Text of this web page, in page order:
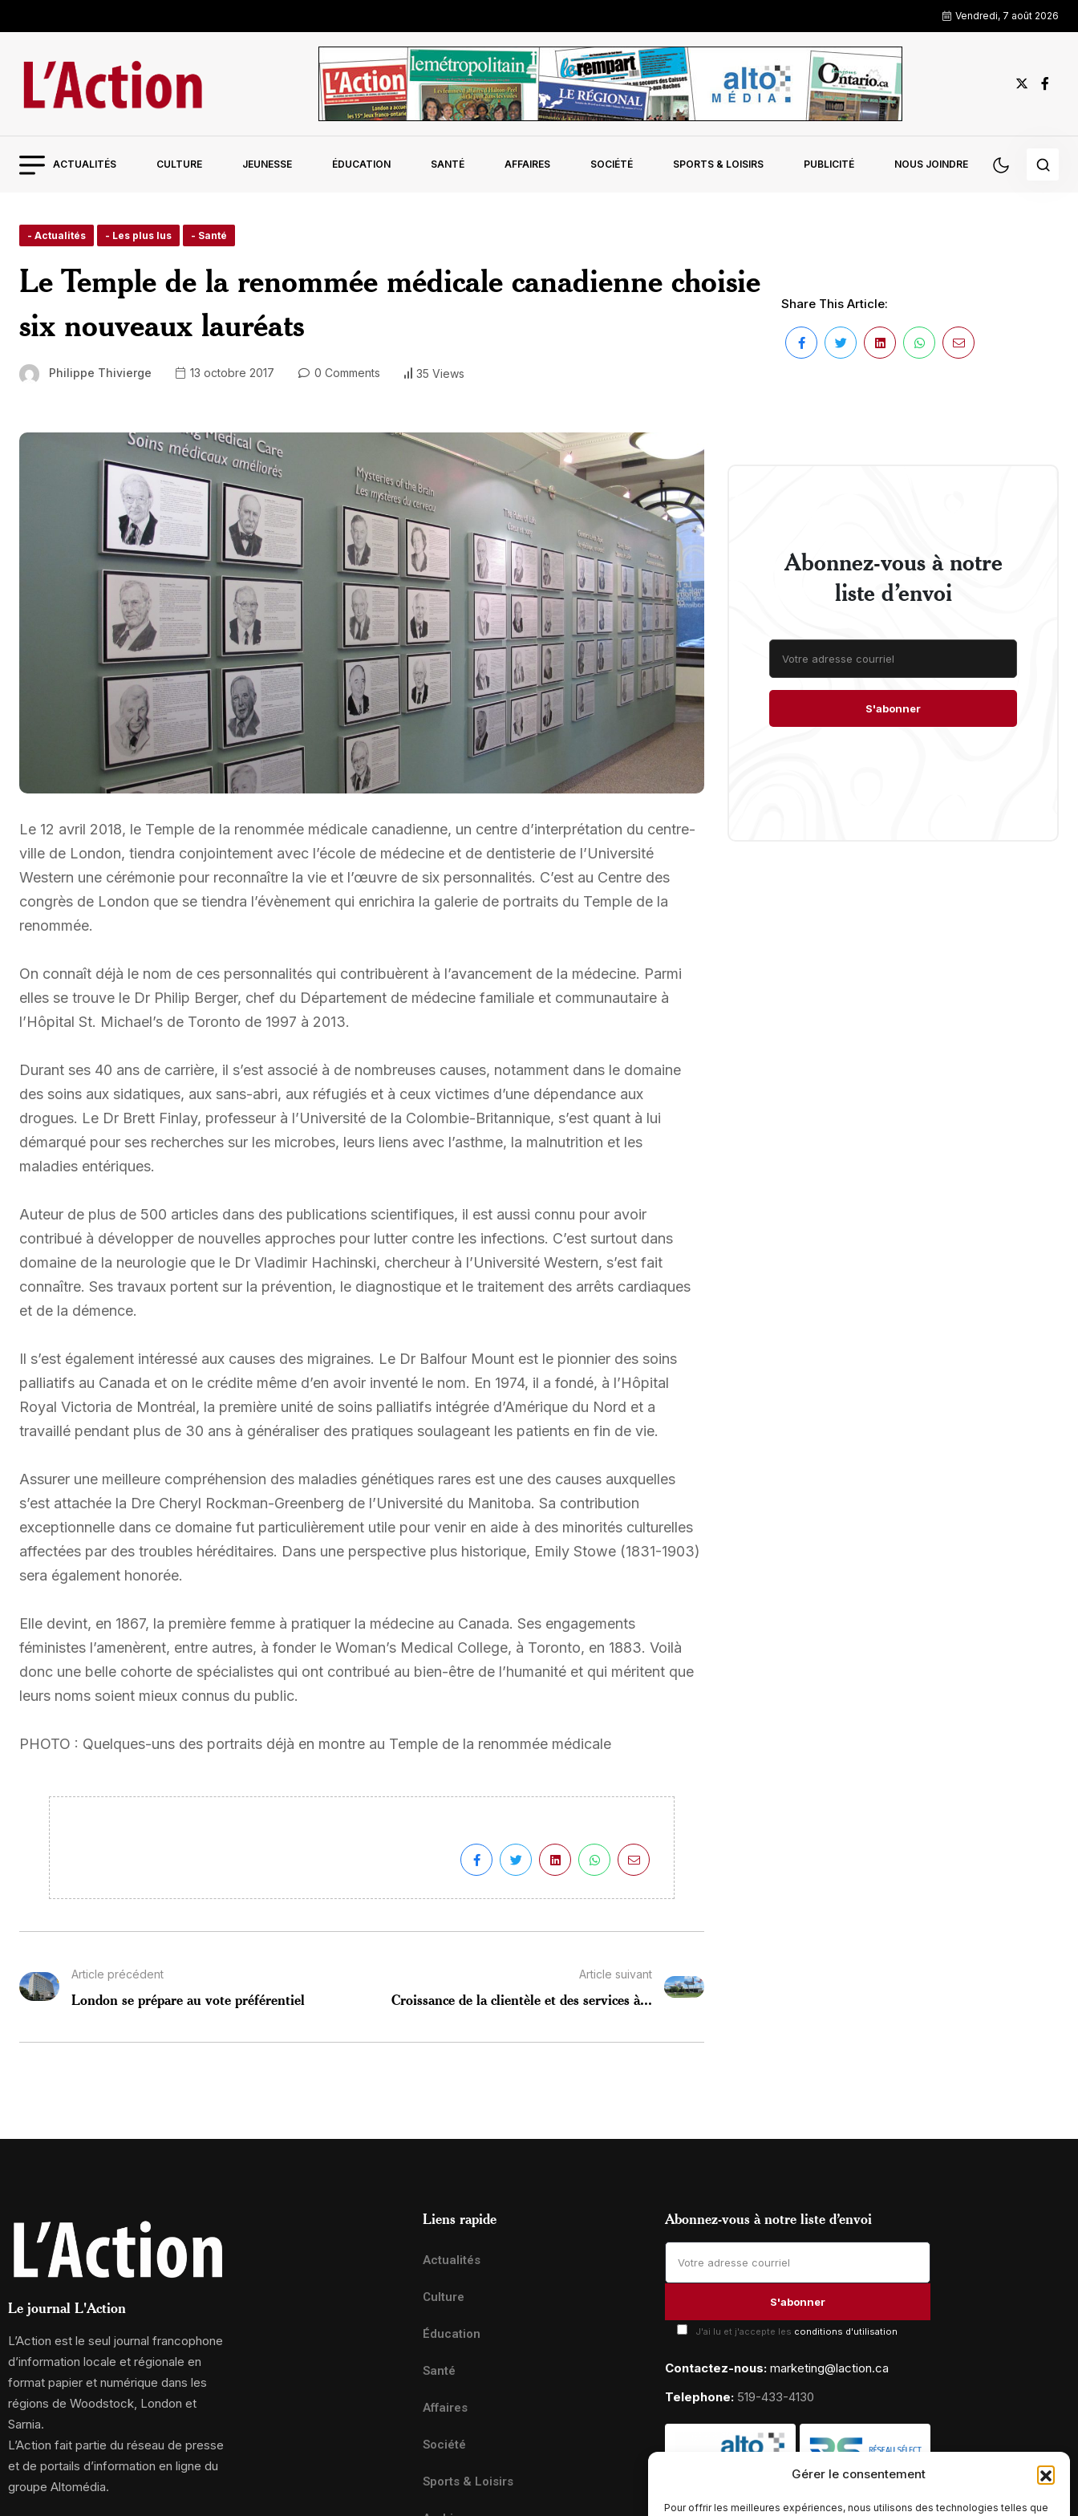
Gérer le consentement
Pour offrir les meilleures expériences, nous utilisons des technologies telles que
Vendredi, 7 août 2026
ACTUALITÉS CULTURE JEUNESSE ÉDUCATION SANTÉ AFFAIRES SOCIÉTÉ SPORTS & LOISIRS PUBLICITÉ NOUS JOINDRE
- Actualités - Les plus lus - Santé
Le Temple de la renommée médicale canadienne choisie
six nouveaux lauréats
Philippe Thivierge 13 octobre 2017 0 Comments 35 Views
Share This Article:
Le 12 avril 2018, le Temple de la renommée médicale canadienne, un centre d’interprétation du centre-
ville de London, tiendra conjointement avec l’école de médecine et de dentisterie de l’Université
Western une cérémonie pour reconnaître la vie et l’œuvre de six personnalités. C’est au Centre des
congrès de London que se tiendra l’évènement qui enrichira la galerie de portraits du Temple de la
renommée.
On connaît déjà le nom de ces personnalités qui contribuèrent à l’avancement de la médecine. Parmi
elles se trouve le Dr Philip Berger, chef du Département de médecine familiale et communautaire à
l’Hôpital St. Michael’s de Toronto de 1997 à 2013.
Durant ses 40 ans de carrière, il s’est associé à de nombreuses causes, notamment dans le domaine
des soins aux sidatiques, aux sans-abri, aux réfugiés et à ceux victimes d’une dépendance aux
drogues. Le Dr Brett Finlay, professeur à l’Université de la Colombie-Britannique, s’est quant à lui
démarqué pour ses recherches sur les microbes, leurs liens avec l’asthme, la malnutrition et les
maladies entériques.
Auteur de plus de 500 articles dans des publications scientifiques, il est aussi connu pour avoir
contribué à développer de nouvelles approches pour lutter contre les infections. C’est surtout dans
domaine de la neurologie que le Dr Vladimir Hachinski, chercheur à l’Université Western, s’est fait
connaître. Ses travaux portent sur la prévention, le diagnostique et le traitement des arrêts cardiaques
et de la démence.
Il s’est également intéressé aux causes des migraines. Le Dr Balfour Mount est le pionnier des soins
palliatifs au Canada et on le crédite même d’en avoir inventé le nom. En 1974, il a fondé, à l’Hôpital
Royal Victoria de Montréal, la première unité de soins palliatifs intégrée d’Amérique du Nord et a
travaillé pendant plus de 30 ans à généraliser des pratiques soulageant les patients en fin de vie.
Assurer une meilleure compréhension des maladies génétiques rares est une des causes auxquelles
s’est attachée la Dre Cheryl Rockman-Greenberg de l’Université du Manitoba. Sa contribution
exceptionnelle dans ce domaine fut particulièrement utile pour venir en aide à des minorités culturelles
affectées par des troubles héréditaires. Dans une perspective plus historique, Emily Stowe (1831-1903)
sera également honorée.
Elle devint, en 1867, la première femme à pratiquer la médecine au Canada. Ses engagements
féministes l’amenèrent, entre autres, à fonder le Woman’s Medical College, à Toronto, en 1883. Voilà
donc une belle cohorte de spécialistes qui ont contribué au bien-être de l’humanité et qui méritent que
leurs noms soient mieux connus du public.
PHOTO : Quelques-uns des portraits déjà en montre au Temple de la renommée médicale
Article précédent
London se prépare au vote préférentiel
Article suivant
Croissance de la clientèle et des services à...
Abonnez-vous à notre
liste d’envoi
Le journal L'Action
L’Action est le seul journal francophone
d’information locale et régionale en
format papier et numérique dans les
régions de Woodstock, London et
Sarnia.
L’Action fait partie du réseau de presse
et de portails d’information en ligne du
groupe Altomédia.
Liens rapide
Actualités
Culture
Éducation
Santé
Affaires
Société
Sports & Loisirs
Abonnez-vous à notre liste d’envoi
J'ai lu et j'accepte les conditions d'utilisation
Contactez-nous: marketing@laction.ca
Telephone: 519-433-4130